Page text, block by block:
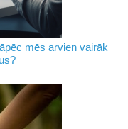
mēs arvien vairāk